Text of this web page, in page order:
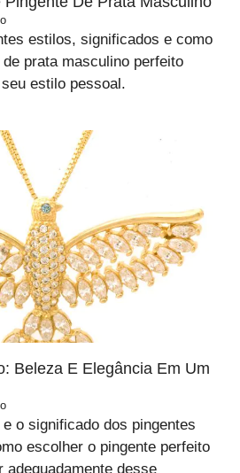
estilos, significados e como
prata masculino perfeito
estilo pessoal.
Beleza E Elegância Em Um
o significado dos pingentes
escolher o pingente perfeito
adequadamente desse